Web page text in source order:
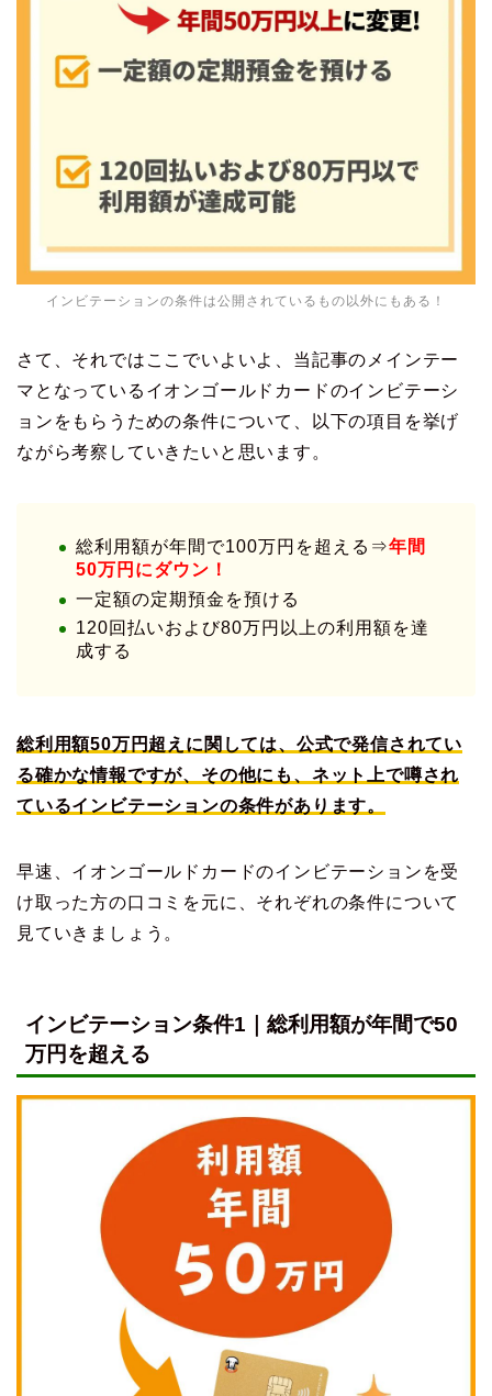
インビテーションの条件は公開されているもの以外にもある！
さて、それではここでいよいよ、当記事のメインテー
マとなっているイオンゴールドカードのインビテーシ
ョンをもらうための条件について、以下の項目を挙げ
ながら考察していきたいと思います。
総利用額が年間で100万円を超える⇒年間
50万円にダウン！
一定額の定期預金を預ける
120回払いおよび80万円以上の利用額を達
成する
総利用額50万円超えに関しては、公式で発信されてい
る確かな情報ですが、その他にも、ネット上で噂され
ているインビテーションの条件があります。
早速、イオンゴールドカードのインビテーションを受
け取った方の口コミを元に、それぞれの条件について
見ていきましょう。
インビテーション条件1｜総利用額が年間で50
万円を超える